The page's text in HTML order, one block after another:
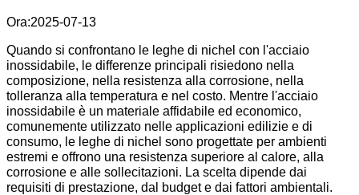
Ora:2025-07-13
Quando si confrontano le leghe di nichel con l'acciaio
inossidabile, le differenze principali risiedono nella
composizione, nella resistenza alla corrosione, nella
tolleranza alla temperatura e nel costo. Mentre l'acciaio
inossidabile è un materiale affidabile ed economico,
comunemente utilizzato nelle applicazioni edilizie e di
consumo, le leghe di nichel sono progettate per ambienti
estremi e offrono una resistenza superiore al calore, alla
corrosione e alle sollecitazioni. La scelta dipende dai
requisiti di prestazione, dal budget e dai fattori ambientali.